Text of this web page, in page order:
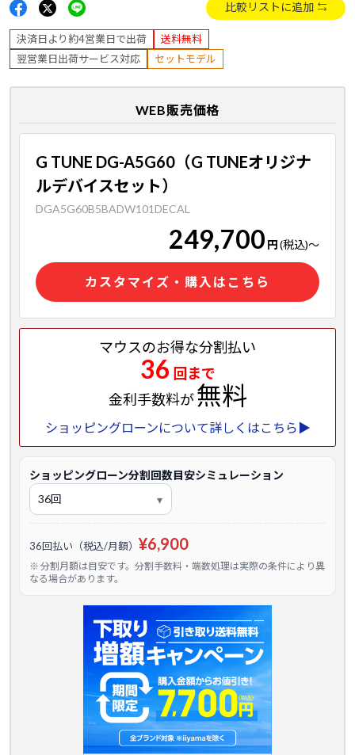
比較リストに追加
決済日より約4営業日で出荷
送料無料
翌営業日出荷サービス対応
セットモデル
WEB販売価格
G TUNE DG-A5G60（G TUNEオリジナ
ルデバイスセット）
DGA5G60B5BADW101DECAL
249,700 円(税込)～
カスタマイズ・購入はこちら
マウスのお得な分割払い
36 回まで
金利手数料が無料
ショッピングローンについて詳しくはこちら▶
ショッピングローン分割回数目安シミュレーション
36回払い（税込/月額） ¥6,900
※ 分割月額は目安です。分割手数料・端数処理は実際の条件により異
なる場合があります。